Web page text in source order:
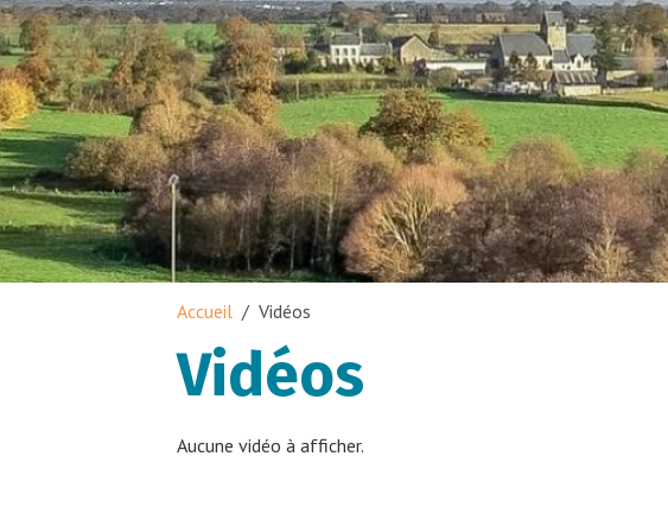
Accueil Vidéos
Vidéos
Aucune vidéo à afficher.